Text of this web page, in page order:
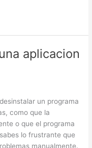
aplicacion
un programa
como que la
o que el programa
lo frustrante que
manualmente.